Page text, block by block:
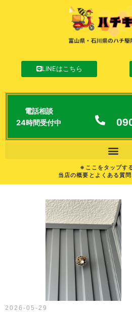
LINEはこちら
電話相談
24時間受付中
※ここをタップす
当店の概要とよくある質
2026-05-29